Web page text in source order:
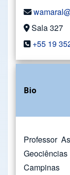
Sala 327
+55 19
Bio
Professor